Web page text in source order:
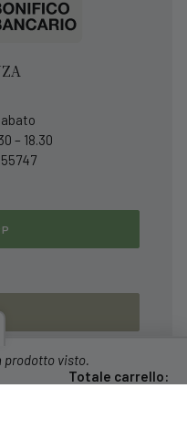
– 18.30
prodotto visto.
Totale carrello: